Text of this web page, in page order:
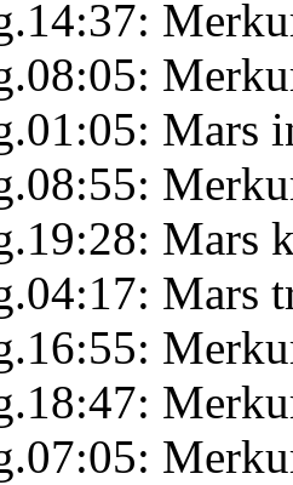
Mars
Mars
Mars